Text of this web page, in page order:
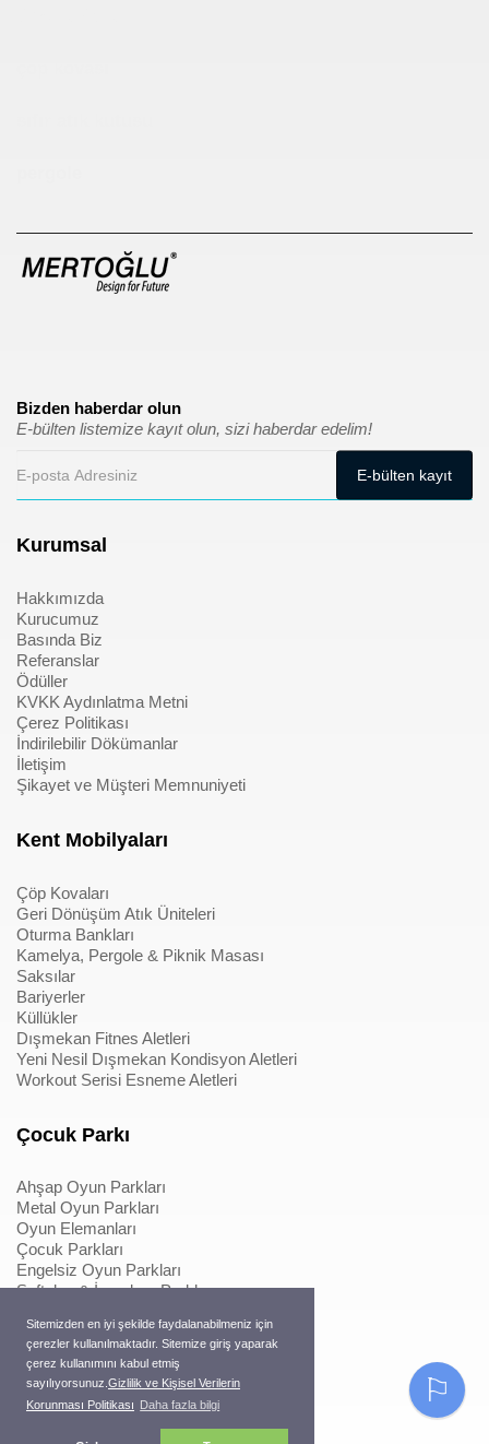
Sitemizden en iyi şekilde faydalanabilmeniz için
çerezler kullanılmaktadır. Sitemize giriş yaparak
çerez kullanımını kabul etmiş
sayılıyorsunuz. Gizlilik ve Kişisel Verilerin
Korunması Politikası Daha fazla bilgi
Bizden haberdar olun
E-bülten listemize kayıt olun, sizi haberdar edelim!
Kurumsal
Hakkımızda
Kurucumuz
Basında Biz
Referanslar
Ödüller
KVKK Aydınlatma Metni
Çerez Politikası
İndirilebilir Dökümanlar
İletişim
Şikayet ve Müşteri Memnuniyeti
Kent Mobilyaları
Çöp Kovaları
Geri Dönüşüm Atık Üniteleri
Oturma Bankları
Kamelya, Pergole & Piknik Masası
Saksılar
Bariyerler
Küllükler
Dışmekan Fitnes Aletleri
Yeni Nesil Dışmekan Kondisyon Aletleri
Workout Serisi Esneme Aletleri
Çocuk Parkı
Ahşap Oyun Parkları
Metal Oyun Parkları
Oyun Elemanları
Çocuk Parkları
Engelsiz Oyun Parkları
Softplay & İçmekan Parkları
Metal Konstrüksiyonlu İpli Tırmanmalar
Ahşap Konstrüksiyonlu İpli Tırmanmalar
Macera Serisi Ürünleri
Trambolinler
Pergole
⚐